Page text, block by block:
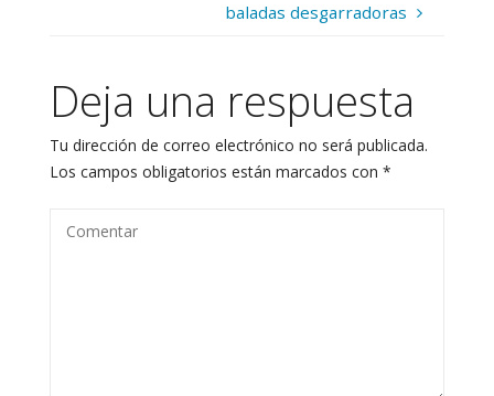
baladas desgarradoras
Deja una respuesta
Tu dirección de correo electrónico no será publicada.
Los campos obligatorios están marcados con *